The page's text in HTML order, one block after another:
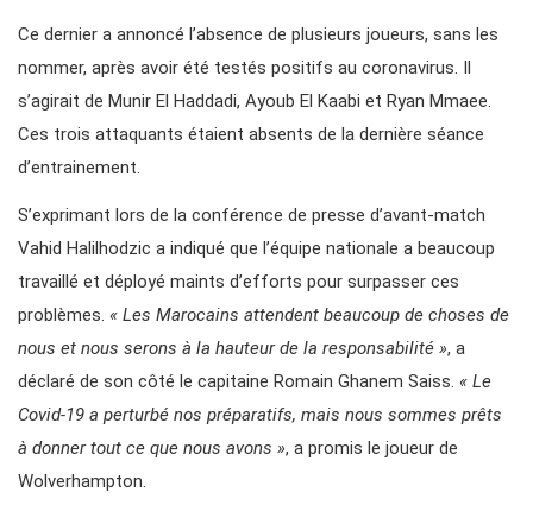
Ce dernier a annoncé l’absence de plusieurs joueurs, sans les
nommer, après avoir été testés positifs au coronavirus. Il
s’agirait de Munir El Haddadi, Ayoub El Kaabi et Ryan Mmaee.
Ces trois attaquants étaient absents de la dernière séance
d’entrainement.
S’exprimant lors de la conférence de presse d’avant-match
Vahid Halilhodzic a indiqué que l’équipe nationale a beaucoup
travaillé et déployé maints d’efforts pour surpasser ces
problèmes. « Les Marocains attendent beaucoup de choses de
nous et nous serons à la hauteur de la responsabilité », a
déclaré de son côté le capitaine Romain Ghanem Saiss. « Le
Covid-19 a perturbé nos préparatifs, mais nous sommes prêts
à donner tout ce que nous avons », a promis le joueur de
Wolverhampton.